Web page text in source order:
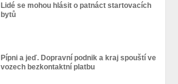
Lidé se mohou hlásit o patnáct startovacích
bytů
Pípni a jeď. Dopravní podnik a kraj spouští ve
vozech bezkontaktní platbu